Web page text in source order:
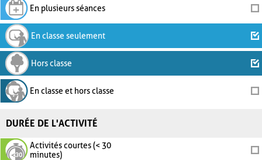
En plusieurs séances
En classe seulement
Hors classe
En classe et hors classe
DURÉE DE L'ACTIVITÉ
Activités courtes (< 30
minutes)